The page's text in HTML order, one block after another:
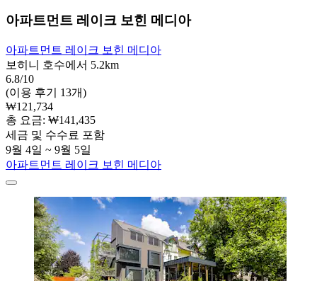
아파트먼트 레이크 보힌 메디아
아파트먼트 레이크 보힌 메디아
보히니 호수에서 5.2km
6.8/10
(이용 후기 13개)
₩121,734
총 요금: ₩141,435
세금 및 수수료 포함
9월 4일 ~ 9월 5일
아파트먼트 레이크 보힌 메디아